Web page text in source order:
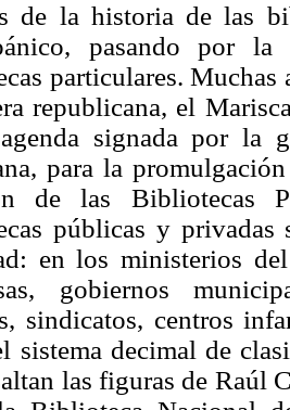
de la historia de las
pasando por
particulares.
republicana, el
signada por la
para la
de las Bibliotecas
públicas y privadas
en los ministerios
gobiernos
sindicatos, centros
sistema decimal de
las figuras de Raúl